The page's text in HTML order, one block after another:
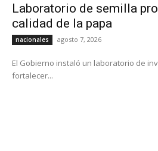
Laboratorio de semilla
calidad de la papa
nacionales agosto 7, 2026
El Gobierno instaló un laboratorio de
fortalecer...